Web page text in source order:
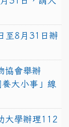
至8月31日辦
協會舉辦
養大小事」線
大學辦理112